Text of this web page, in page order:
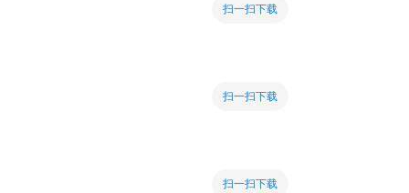
扫一扫下载
扫一扫下载
扫一扫下载